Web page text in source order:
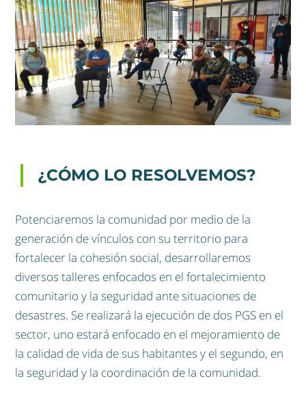
¿CÓMO LO RESOLVEMOS?
Potenciaremos la comunidad por medio de la
generación de vínculos con su territorio para
fortalecer la cohesión social, desarrollaremos
diversos talleres enfocados en el fortalecimiento
comunitario y la seguridad ante situaciones de
desastres. Se realizará la ejecución de dos PGS en el
sector, uno estará enfocado en el mejoramiento de
la calidad de vida de sus habitantes y el segundo, en
la seguridad y la coordinación de la comunidad.